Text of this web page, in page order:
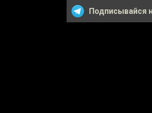
Подписывайся